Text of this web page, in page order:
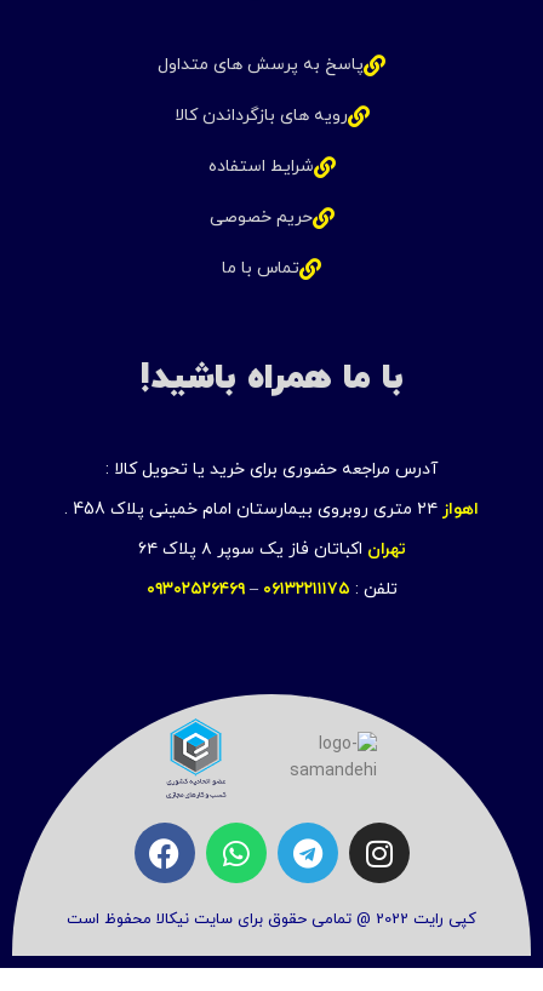
پاسخ به پرسش های متداول
رویه های بازگرداندن کالا
شرایط استفاده
حریم خصوصی
تماس با ما
با ما همراه باشید!
آدرس مراجعه حضوری برای خرید یا تحویل کالا :
اهواز ۲۴ متری روبروی بیمارستان امام خمینی پلاک 458 .
تهران اکباتان فاز یک سوپر ۸ پلاک ۶۴
تلفن : ۰۶۱۳۲۲۱۱۱۷۵ –۰۹۳۰۲۵۲۶۴۶۹
کپی رایت 2022 @ تمامی حقوق برای سایت نیکالا محفوظ است